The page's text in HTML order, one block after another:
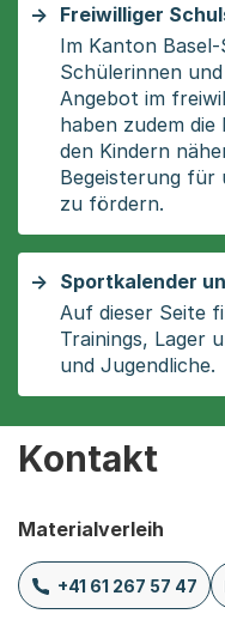
Freiwilliger
Im Kanton
Schülerinnen
Angebot im
haben zudem
den Kindern
Begeisterung für
zu fördern.
Sportkalender
Auf dieser Seite
Trainings, Lager
und Jugendliche.
Kontakt
Materialverleih
+41 61 267 57 47